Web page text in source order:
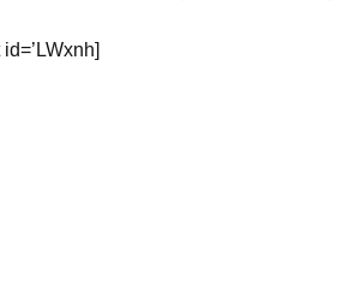
[aparat id=’LWxnh’]